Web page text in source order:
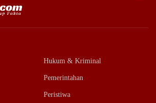
Hukum & Kriminal
Pemerintahan
Peristiwa